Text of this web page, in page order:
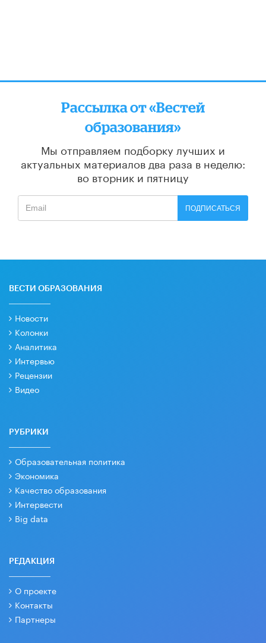
Рассылка от «Вестей
образования»
Мы отправляем подборку лучших и
актуальных материалов два раза в неделю:
во вторник и пятницу
ПОДПИСАТЬСЯ
ВЕСТИ ОБРАЗОВАНИЯ
Новости
Колонки
Аналитика
Интервью
Рецензии
Видео
РУБРИКИ
Образовательная политика
Экономика
Качество образования
Интервести
Big data
РЕДАКЦИЯ
О проекте
Контакты
Партнеры